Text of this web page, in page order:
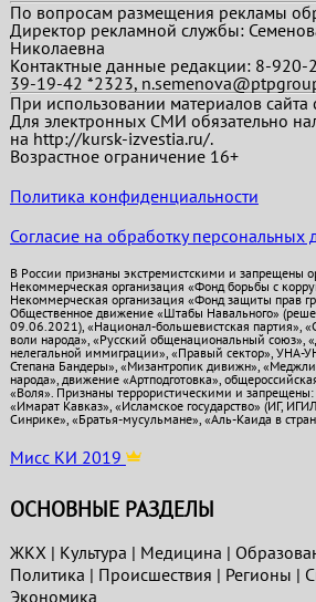
По вопросам размещения рекламы
Директор рекламной службы:
Николаевна
Контактные данные редакции: 8-
39-19-42 *2323,
При использовании материалов сайта
Для электронных СМИ обязательно
на http://kursk-izvestia.ru/.
Возрастное ограничение 16+
Политика конфиденциальности
Согласие на обработку персональных
В России признаны экстремистскими и запрещены
Некоммерческая организация «Фонд борьбы с
Некоммерческая организация «Фонд защиты прав
Общественное движение «Штабы Навального»
09.06.2021), «Национал-большевистская партия»,
воли народа», «Русский общенациональный союз»,
нелегальной иммиграции», «Правый сектор», УНА-
Степана Бандеры», «Мизантропик дивижн»,
народа», движение «Артподготовка»,
«Воля». Признаны террористическими и
«Имарат Кавказ», «Исламское государство» (ИГ,
Синрике», «Братья-мусульмане», «Аль-Каида в
Мисс КИ 2019
ОСНОВНЫЕ РАЗДЕЛЫ
ЖКХ| Культура | Медицина |
Политика | Проиcшествия | Регионы |
Экономика